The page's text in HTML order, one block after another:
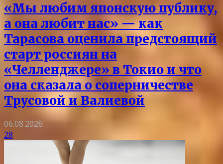
«Мы любим японскую публику,
а она любит нас» — как
Тарасова оценила предстоящий
старт россиян на
«Челленджере» в Токио и что
она сказала о соперничестве
Трусовой и Валиевой
06.08.2026
28